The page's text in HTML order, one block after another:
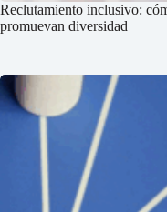
Reclutamiento inclusivo:
promuevan diversidad